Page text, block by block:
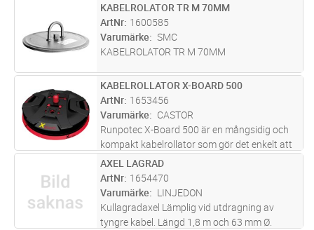
ST Lägg i kundvagn
KABELROLATOR TR M 70MM
ArtNr 1600585
Varumärke
SMC
KABELROLATOR TR M 70MM
ST Lägg i kundvagn
KABELROLLATOR X-BOARD 500
ArtNr 1653456
Varumärke
CASTOR
Runpotec X-Board 500 är en mångsidig och
kompakt kabelrollator som gör det enkelt att
hantera all typ av kabel, kabeltrumma, slang,
flexrör, värmekabel, rep mm. Klarar vikter upp
till 800 kg och kan...läs mer
ST Lägg i kundvagn
AXEL LAGRAD
ArtNr 1654470
Varumärke
LINJEDON
Kullagradaxel Lämplig vid utdragning av
tyngre kabel. Längd 1,8 m och 63 mm Ø.